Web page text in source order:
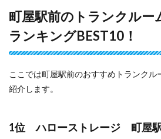
町屋駅前のトランクルー
ランキングBEST10！
ここでは町屋駅前のおすすめトランクル
紹介します。
1位 ハローストレージ 町屋